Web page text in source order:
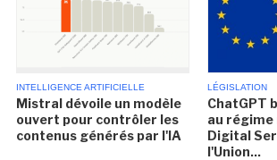
INTELLIGENCE ARTIFICIELLE
Mistral dévoile un modèle
ouvert pour contrôler les
contenus générés par l'IA
LÉGISLATION
ChatGPT
au
Digital
l'Union...